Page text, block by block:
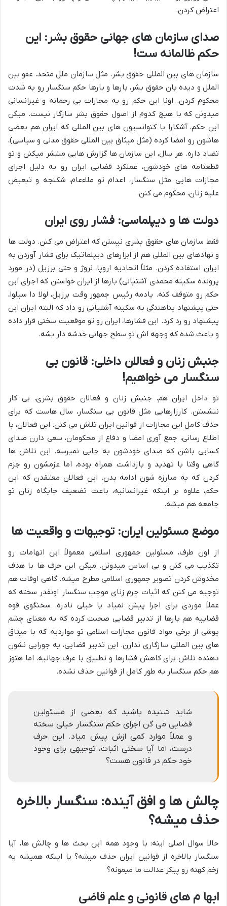
اعتراض کردن.
صدای سازمان های جهانی حقوق بشر: این
حکم ظالمانه ست!
سازمان های بین المللی حقوق بشر، مثل سازمان ملل متحد، عفو بین
الملل و دیده بان حقوق بشر، بارها و بارها حکم سنگسار رو به شدت
محکوم کردن. اونا این حکم رو یه مجازات بی رحمانه و غیرانسانی
میدونن که با هیچ کدوم از اصول حقوق بشر سازگار نیست. میگن
این حکم، آشکارا با کنوانسیون های بین المللی که ایران هم بعضی
هاشون رو امضا کرده (مثل میثاق بین المللی حقوق مدنی و سیاسی)،
تضاد داره. هر سال، این سازمان ها گزارش هایی منتشر میکنن و تو
قطعنامه های خودشون، عملکرد قضایی ایران رو به دلیل اجرای
مجازات هایی مثل سنگسار، اعدام تو ملاءعام، شکنجه و تبعیض
علیه زنان، محکوم می کنن.
دولت ها و دیپلماسی: فشار روی ایران
فقط سازمان های حقوق بشری نیستن که اعتراض می کنن. دولت ها
و نهادهای بین المللی هم از ابزارهای دیپلماتیک برای فشار آوردن به
ایران استفاده کردن. مثلاً اتحادیه اروپا، نروژ و حتی برزیل (در مورد
پرونده سکینه محمدی آشتیانی) بارها از ایران خواستن که اجرای این
حکم رو متوقف کنه. یادمه رئیس جمهور وقت برزیل، لولا دا سیلوا،
حتی پیشنهاد پناهندگی به سکینه آشتیانی رو داد که البته ایران این
پیشنهاد رو رد کرد. این فشارها، ایران رو تو موقعیت سختی قرار داده
و باعث شده که وجهه اش تو سطح جهانی خدشه دار بشه.
جنبش زنان و فعالان داخلی: قانون بی
سنگسار می خواهیم!
تو داخل ایران هم، جنبش زنان و فعالان حقوق بشری، بی کار
ننشستن. کارزارهایی مثل قانون بی سنگسار، سال هاست که برای
حذف کامل این مجازات از قوانین ایران تلاش می کنن. این فعالان، با
اطلاع رسانی، جمع آوری امضا و دفاع از محکومان، سعی دارن صدای
کسایی باشن که صدای خودشون به جایی نمیرسه. این تلاش ها
گاهی وقتا با تهدید و بازداشت همراه بوده، اما عزمشون رو جزم
کردن که به مبارزه شون ادامه بدن. این فعالان معتقدن که این
حکم، علاوه بر اینکه غیرانسانیه، باعث تضعیف جایگاه زنان تو
جامعه هم میشه.
موضع مسئولین ایران: توجیهات و واقعیت ها
از اون طرف، مسئولین جمهوری اسلامی معمولاً این اتهامات رو
تکذیب می کنن و بی اساس میدونن. میگن این حرف ها با هدف
مخدوش کردن تصویر جمهوری اسلامی مطرح میشه. گاهی اوقات هم
توجیه می کنن که اثبات جرم زنای موجب سنگسار اونقدر سخته که
عملاً موردی برای اجرا پیش نمیاد یا خیلی نادره. سخنگوی قوه
قضاییه هم بارها از تدبیر قضایی صحبت کرده که به معنای چشم
پوشی از برخی مواد قانون مجازات اسلامی تو مواردیه که با میثاق
های بین المللی سازگاری ندارن. این تدبیر قضایی، یه جورایی نشون
دهنده تلاش برای کاهش فشارها و تطبیق با عرف جهانیه، اما هنوز
هم حکم سنگسار به طور کامل از قوانین حذف نشده.
شاید شنیده باشید که بعضی از مسئولین
قضایی می گن اجرای حکم سنگسار خیلی سخته
و عملاً موارد کمی ازش پیش میاد. این حرف
درست، اما آیا سختی اثبات، توجیهی برای وجود
خود حکم در قانون هست؟
چالش ها و افق آینده: سنگسار بالاخره
حذف میشه؟
حالا سوال اصلی اینه: با وجود همه این بحث ها و چالش ها، آیا
سنگسار بالاخره از قوانین ایران حذف میشه؟ یا اینکه همیشه یه
زخم کهنه رو پیکر عدالت ما میمونه؟
ابها م های قانونی و علم قاضی